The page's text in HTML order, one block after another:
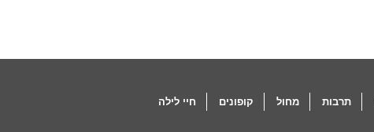
תרבות מחול קופונים חיי לילה